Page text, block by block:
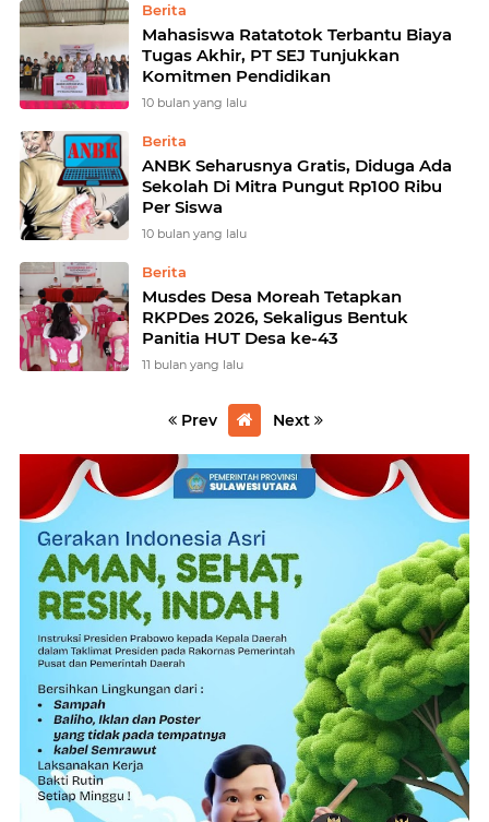
Berita
Mahasiswa Ratatotok Terbantu Biaya
Tugas Akhir, PT SEJ Tunjukkan
Komitmen Pendidikan
10 bulan yang lalu
Berita
ANBK Seharusnya Gratis, Diduga Ada
Sekolah Di Mitra Pungut Rp100 Ribu
Per Siswa
10 bulan yang lalu
Berita
Musdes Desa Moreah Tetapkan
RKPDes 2026, Sekaligus Bentuk
Panitia HUT Desa ke-43
11 bulan yang lalu
Prev Next